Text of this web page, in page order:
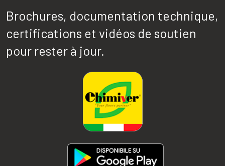
Brochures, documentation technique,
certifications et vidéos de soutien
pour rester à jour.